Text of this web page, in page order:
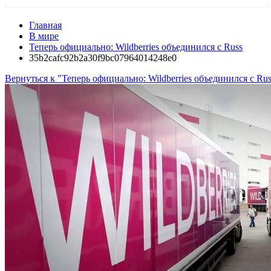
Главная
В мире
Теперь официально: Wildberries объединился с Russ
35b2cafc92b2a30f9bc07964014248e0
Вернуться к "Теперь официально: Wildberries объединился с